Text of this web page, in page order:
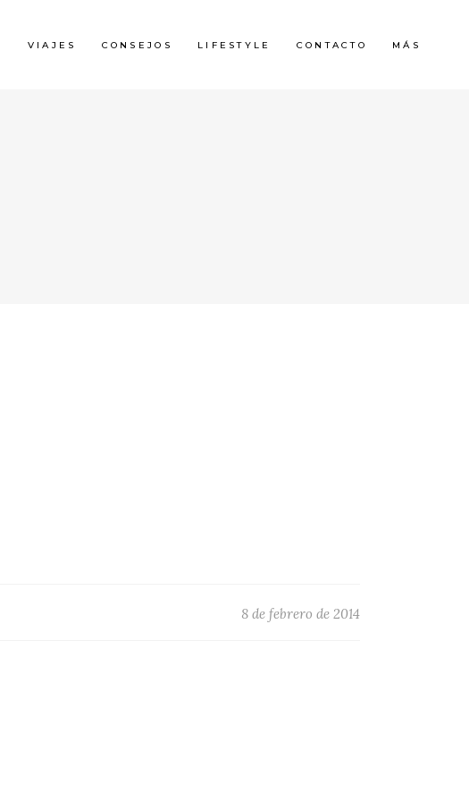
VIAJES CONSEJOS LIFESTYLE CONTACTO MÁS
8 de febrero de 2014